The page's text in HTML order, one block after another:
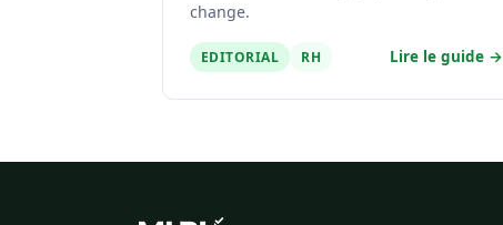
change.
EDITORIAL RH Lire le guide →